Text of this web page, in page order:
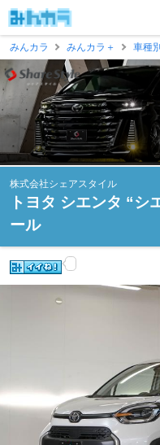
みんカラ
みんカラ＋ 車種
株式会社シェアスタイル
トヨタ シエンタ “シ
ール